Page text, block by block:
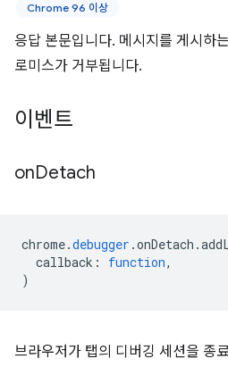
Chrome 96 이상
응답 본문입니다. 메시지를 게시하
로미스가 거부됩니다.
이벤트
onDetach
chrome.debugger .onDetach .
callback : function,
)
브라우저가 탭의 디버깅 세션을 종